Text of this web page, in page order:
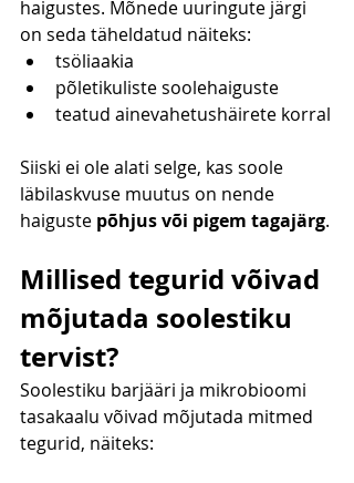
haigustes. Mõnede uuringute järgi
on seda täheldatud näiteks:
tsöliaakia
põletikuliste soolehaiguste
teatud ainevahetushäirete korral
Siiski ei ole alati selge, kas soole
läbilaskvuse muutus on nende
haiguste põhjus või pigem tagajärg.
Millised tegurid võivad
mõjutada soolestiku
tervist?
Soolestiku barjääri ja mikrobioomi
tasakaalu võivad mõjutada mitmed
tegurid, näiteks: